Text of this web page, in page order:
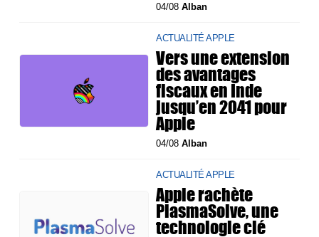
04/08Alban
ACTUALITÉ APPLE
Vers une extension
des avantages
fiscaux en Inde
jusqu’en 2041 pour
Apple
04/08Alban
ACTUALITÉ APPLE
Apple rachète
PlasmaSolve, une
technologie clé